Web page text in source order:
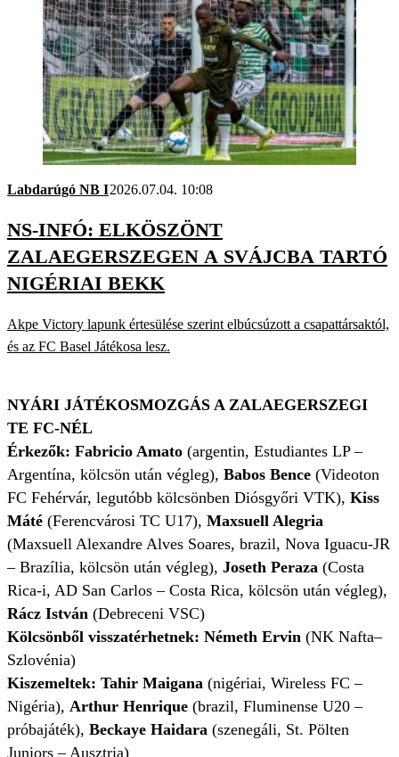
Labdarúgó NB I2026.07.04. 10:08
NS-INFÓ: ELKÖSZÖNT
ZALAEGERSZEGEN A SVÁJCBA TARTÓ
NIGÉRIAI BEKK
Akpe Victory lapunk értesülése szerint elbúcsúzott a csapattársaktól,
és az FC Basel Játékosa lesz.
NYÁRI JÁTÉKOSMOZGÁS A ZALAEGERSZEGI
TE FC-NÉL
Érkezők: Fabricio Amato (argentin, Estudiantes LP –
Argentína, kölcsön után végleg), Babos Bence (Videoton
FC Fehérvár, legutóbb kölcsönben Diósgyőri VTK), Kiss
Máté (Ferencvárosi TC U17), Maxsuell Alegria
(Maxsuell Alexandre Alves Soares, brazil, Nova Iguacu-JR
– Brazília, kölcsön után végleg), Joseth Peraza (Costa
Rica-i, AD San Carlos – Costa Rica, kölcsön után végleg),
Rácz István (Debreceni VSC)
Kölcsönből visszatérhetnek: Németh Ervin (NK Nafta–
Szlovénia)
Kiszemeltek: Tahir Maigana (nigériai, Wireless FC –
Nigéria), Arthur Henrique (brazil, Fluminense U20 –
próbajáték), Beckaye Haidara (szenegáli, St. Pölten
Juniors – Ausztria)